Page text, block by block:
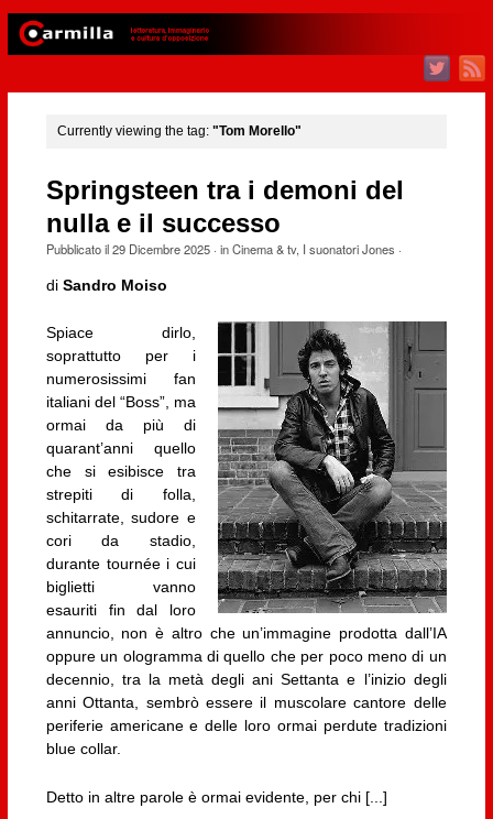
Currently viewing the tag: "Tom Morello"
Springsteen tra i demoni del
nulla e il successo
Pubblicato il29 Dicembre 2025· inCinema & tv, I suonatori Jones ·
di Sandro Moiso
Spiace dirlo,
soprattutto per i
numerosissimi fan
italiani del “Boss”, ma
ormai da più di
quarant’anni quello
che si esibisce tra
strepiti di folla,
schitarrate, sudore e
cori da stadio,
durante tournée i cui
biglietti vanno
esauriti fin dal loro
annuncio, non è altro che un’immagine prodotta dall’IA
oppure un ologramma di quello che per poco meno di un
decennio, tra la metà degli ani Settanta e l’inizio degli
anni Ottanta, sembrò essere il muscolare cantore delle
periferie americane e delle loro ormai perdute tradizioni
blue collar.
Detto in altre parole è ormai evidente, per chi [...]